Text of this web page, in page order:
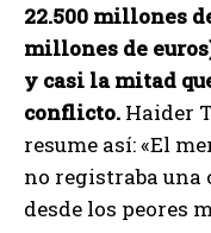
22.500 millones
millones de
y casi la mitad
conflicto. Haider
resume así: «El
no registraba una
desde los peores